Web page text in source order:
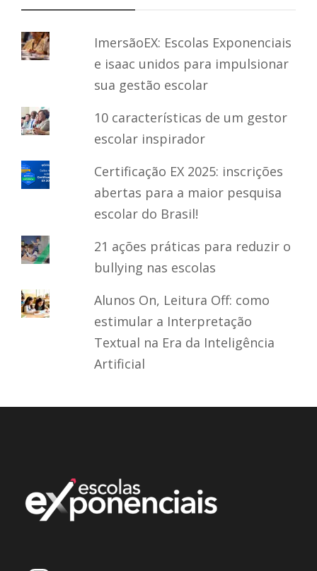
ImersãoEX: Escolas Exponenciais
e isaac unidos para impulsionar
sua gestão escolar
10 características de um gestor
escolar inspirador
Certificação EX 2025: inscrições
abertas para a maior pesquisa
escolar do Brasil!
21 ações práticas para reduzir o
bullying nas escolas
Alunos On, Leitura Off: como
estimular a Interpretação
Textual na Era da Inteligência
Artificial